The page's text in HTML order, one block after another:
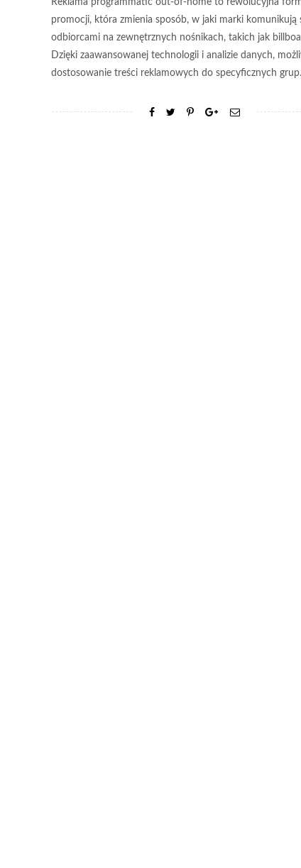
Reklama programmatic out-of-home to rewolucyjna
promocji, która zmienia sposób, w jaki marki komunikują
odbiorcami na zewnętrznych nośnikach, takich jak
Dzięki zaawansowanej technologii i analizie danych,
dostosowanie treści reklamowych do specyficznych